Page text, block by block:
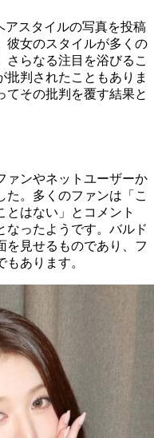
アスタイルの写真を投稿
彼女のスタイルが多くの
さらなる注目を浴びるこ
批判されたこともありま
てその批判を覆す結果と
ァンやネットユーザーか
た。多くのファンは「こ
とはない」とコメント
なったようです。バルド
を見せるものであり、フ
あります。